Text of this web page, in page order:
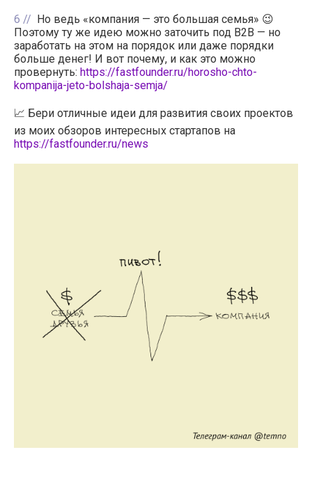
6
Но ведь «компания — это большая семья» 😉
Поэтому ту же идею можно заточить под B2B — но
заработать на этом на порядок или даже порядки
больше денег! И вот почему, и как это можно
провернуть: https://fastfounder.ru/horosho-chto-
kompanija-jeto-bolshaja-semja/
📈 Бери отличные идеи для развития своих проектов
из моих обзоров интересных стартапов на
https://fastfounder.ru/news